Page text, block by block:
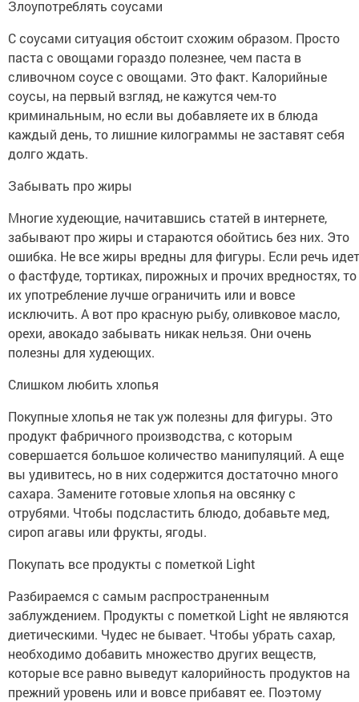
Злоупотреблять соусами
С соусами ситуация обстоит схожим образом. Просто
паста с овощами гораздо полезнее, чем паста в
сливочном соусе с овощами. Это факт. Калорийные
соусы, на первый взгляд, не кажутся чем-то
криминальным, но если вы добавляете их в блюда
каждый день, то лишние килограммы не заставят себя
долго ждать.
Забывать про жиры
Многие худеющие, начитавшись статей в интернете,
забывают про жиры и стараются обойтись без них. Это
ошибка. Не все жиры вредны для фигуры. Если речь идет
о фастфуде, тортиках, пирожных и прочих вредностях, то
их употребление лучше ограничить или и вовсе
исключить. А вот про красную рыбу, оливковое масло,
орехи, авокадо забывать никак нельзя. Они очень
полезны для худеющих.
Слишком любить хлопья
Покупные хлопья не так уж полезны для фигуры. Это
продукт фабричного производства, с которым
совершается большое количество манипуляций. А еще
вы удивитесь, но в них содержится достаточно много
сахара. Замените готовые хлопья на овсянку с
отрубями. Чтобы подсластить блюдо, добавьте мед,
сироп агавы или фрукты, ягоды.
Покупать все продукты с пометкой Light
Разбираемся с самым распространенным
заблуждением. Продукты с пометкой Light не являются
диетическими. Чудес не бывает. Чтобы убрать сахар,
необходимо добавить множество других веществ,
которые все равно выведут калорийность продуктов на
прежний уровень или и вовсе прибавят ее. Поэтому